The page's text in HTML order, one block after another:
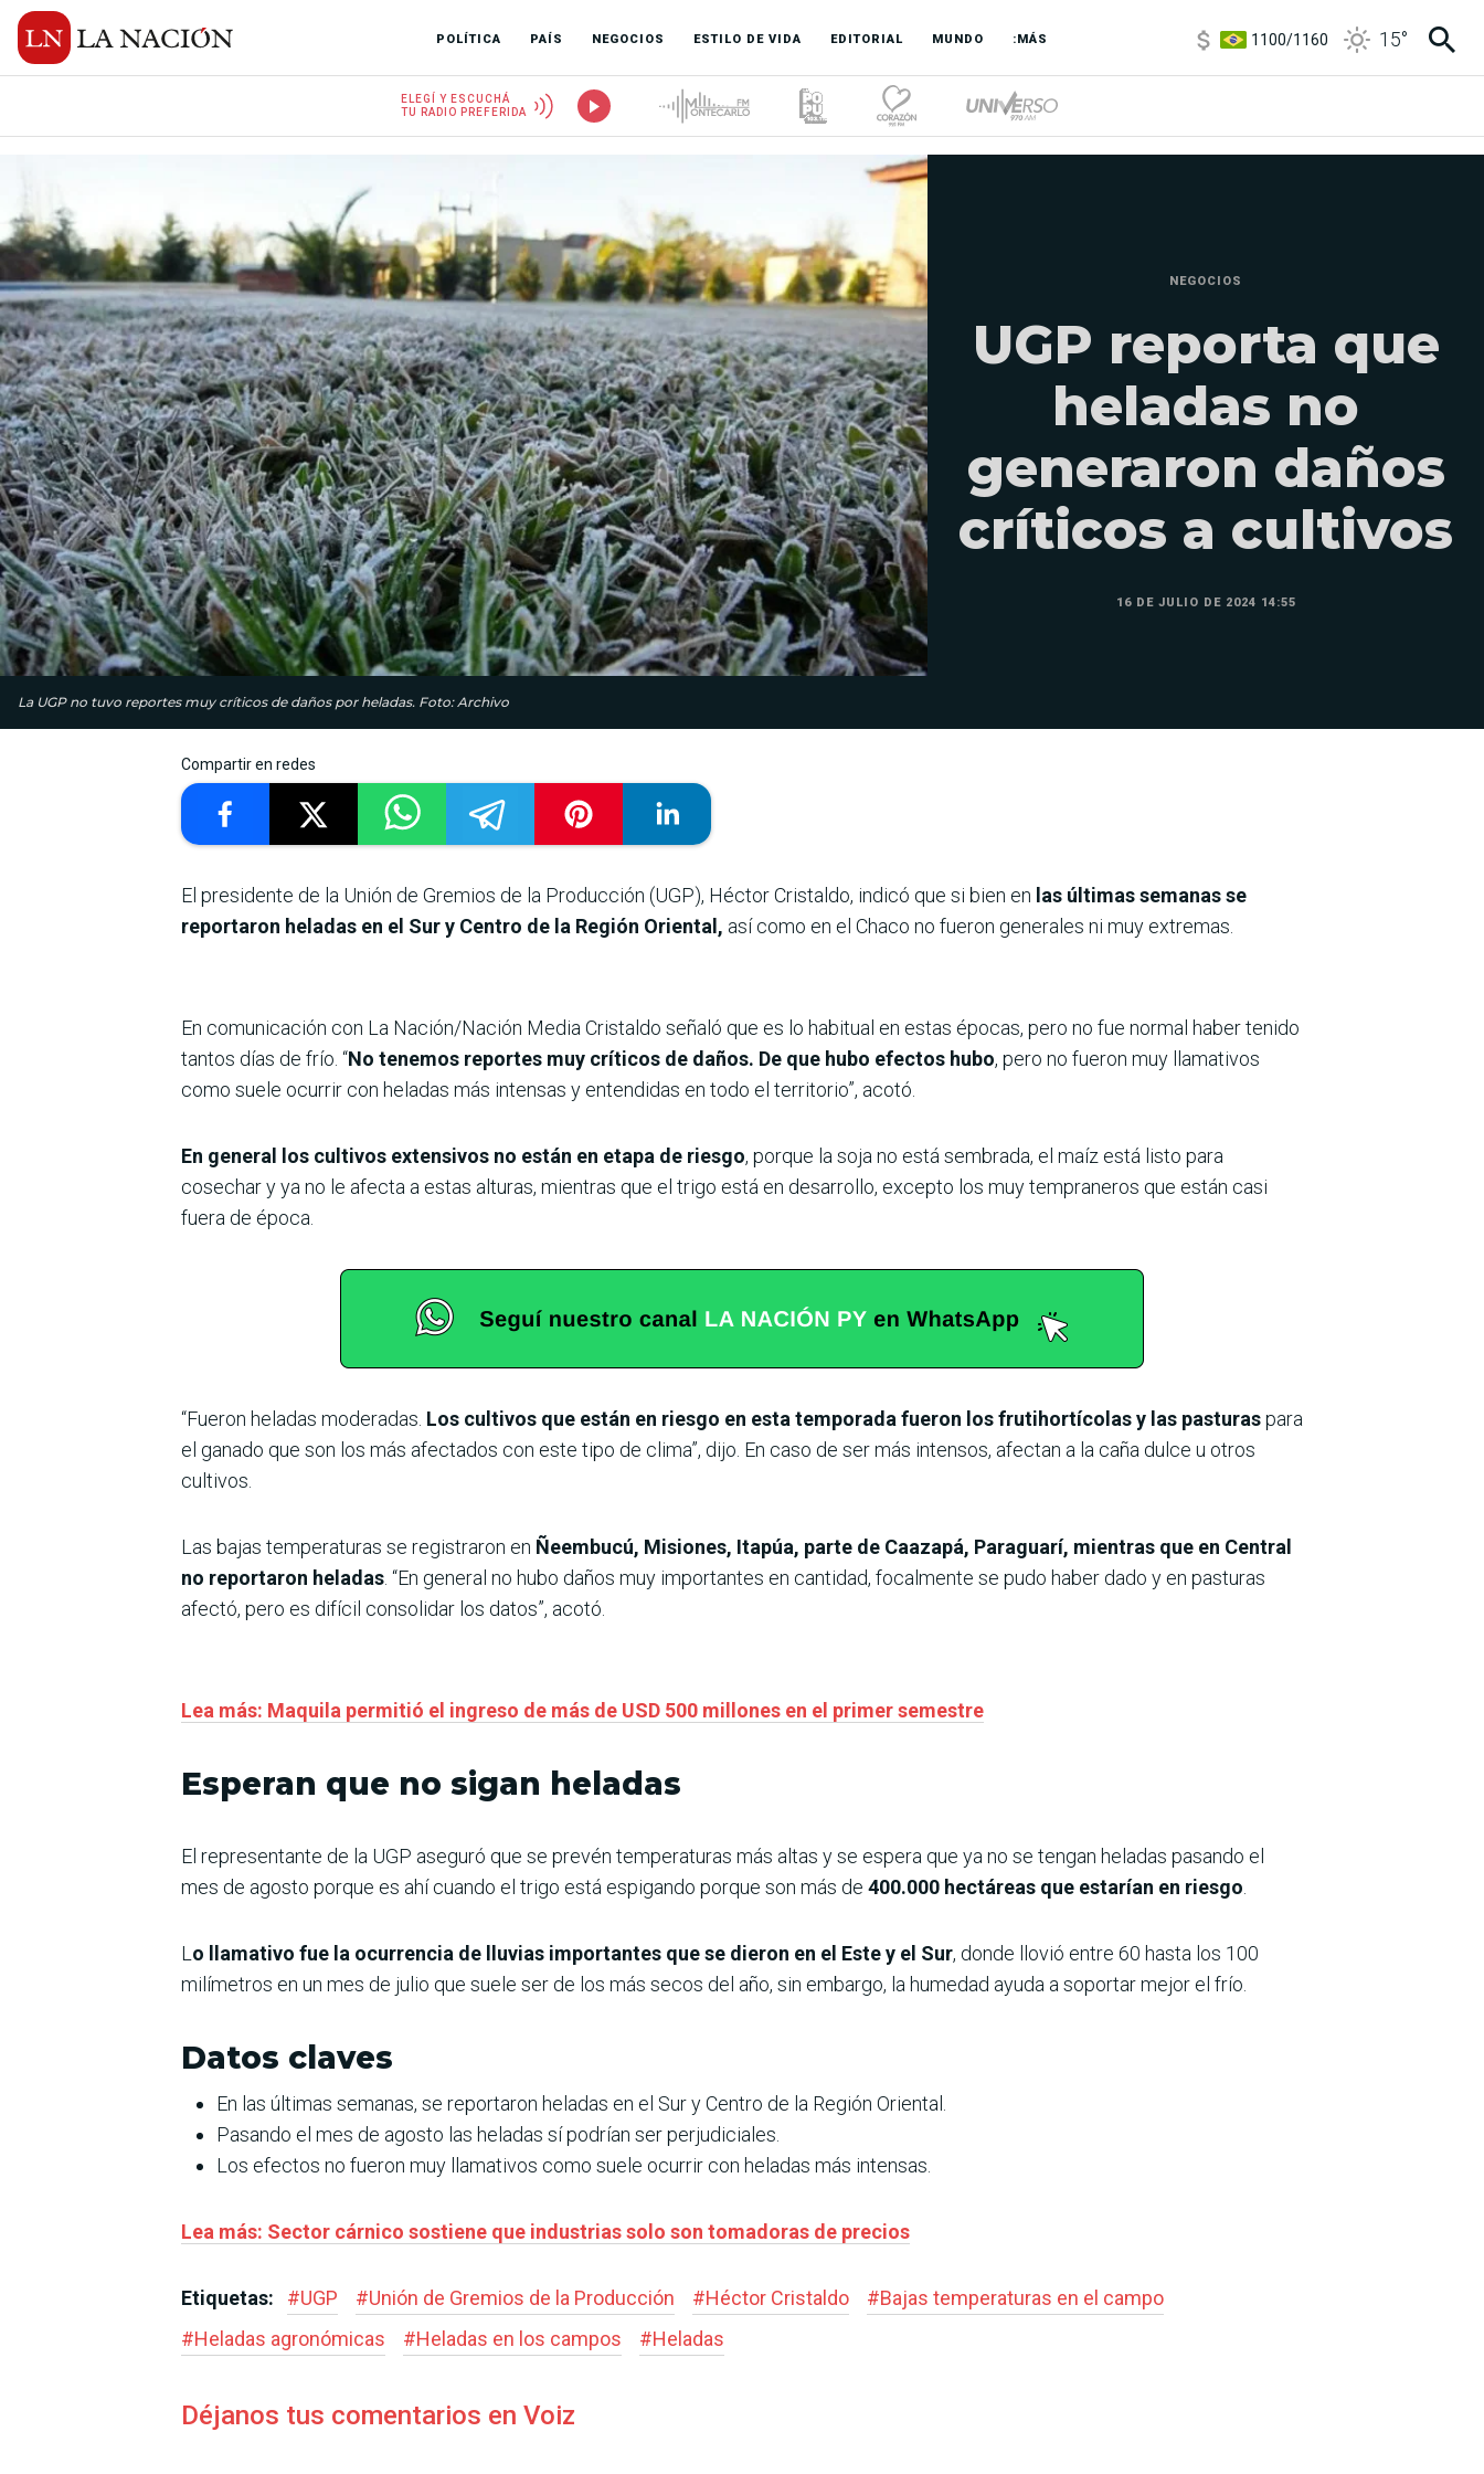
POLÍTICA PAÍS NEGOCIOS ESTILO DE VIDA EDITORIAL MUNDO :MÁS
3,8/4
15°
ELEGÍ Y ESCUCHÁ
TU RADIO PREFERIDA
La UGP no tuvo reportes muy críticos de daños por heladas. Foto: Archivo
NEGOCIOS
UGP reporta que
heladas no
generaron daños
críticos a cultivos
16 DE JULIO DE 2024 14:55
Compartir en redes
El presidente de la Unión de Gremios de la Producción (UGP), Héctor Cristaldo, indicó que si bien en las últimas semanas se
reportaron heladas en el Sur y Centro de la Región Oriental, así como en el Chaco no fueron generales ni muy extremas.
En comunicación con La Nación/Nación Media Cristaldo señaló que es lo habitual en estas épocas, pero no fue normal haber tenido
tantos días de frío. “No tenemos reportes muy críticos de daños. De que hubo efectos hubo, pero no fueron muy llamativos
como suele ocurrir con heladas más intensas y entendidas en todo el territorio”, acotó.
En general los cultivos extensivos no están en etapa de riesgo, porque la soja no está sembrada, el maíz está listo para
cosechar y ya no le afecta a estas alturas, mientras que el trigo está en desarrollo, excepto los muy tempraneros que están casi
fuera de época.
“Fueron heladas moderadas. Los cultivos que están en riesgo en esta temporada fueron los frutihortícolas y las pasturaspara
el ganado que son los más afectados con este tipo de clima”, dijo. En caso de ser más intensos, afectan a la caña dulce u otros
cultivos.
Las bajas temperaturas se registraron en Ñeembucú, Misiones, Itapúa, parte de Caazapá, Paraguarí, mientras que en Central
no reportaron heladas. “En general no hubo daños muy importantes en cantidad, focalmente se pudo haber dado y en pasturas
afectó, pero es difícil consolidar los datos”, acotó.
Lea más: Maquila permitió el ingreso de más de USD 500 millones en el primer semestre
Esperan que no sigan heladas
El representante de la UGP aseguró que se prevén temperaturas más altas y se espera que ya no se tengan heladas pasando el
mes de agosto porque es ahí cuando el trigo está espigando porque son más de 400.000 hectáreas que estarían en riesgo.
Lo llamativo fue la ocurrencia de lluvias importantes que se dieron en el Este y el Sur, donde llovió entre 60 hasta los 100
milímetros en un mes de julio que suele ser de los más secos del año, sin embargo, la humedad ayuda a soportar mejor el frío.
Datos claves
En las últimas semanas, se reportaron heladas en el Sur y Centro de la Región Oriental.
Pasando el mes de agosto las heladas sí podrían ser perjudiciales.
Los efectos no fueron muy llamativos como suele ocurrir con heladas más intensas.
Lea más: Sector cárnico sostiene que industrias solo son tomadoras de precios
Etiquetas: #UGP #Unión de Gremios de la Producción #Héctor Cristaldo #Bajas temperaturas en el campo
#Heladas agronómicas #Heladas en los campos #Heladas
Déjanos tus comentarios en Voiz